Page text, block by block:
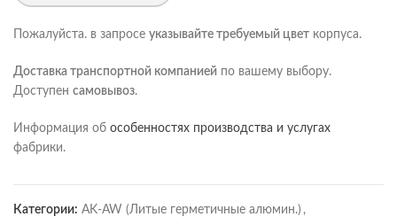
Пожалуйста. в запросе указывайте требуемый цвет корпуса.
Доставка транспортной компанией по вашему выбору.
Доступен самовывоз.
Информация об особенностях производства и услугах
фабрики.
Категории: AK-AW (Литые герметичные алюмин.) ,